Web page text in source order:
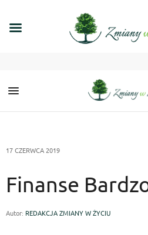
17 CZERWCA 2019
Finanse
Autor: REDAKCJA ZMIANY W ŻYCIU